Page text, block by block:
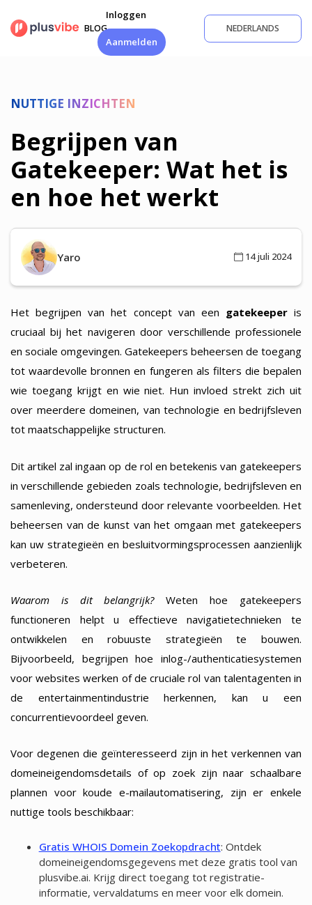
naar
BLOG
Inloggen
Aanmelden
NEDERLANDS
NUTTIGE INZICHTEN
Begrijpen van
Gatekeeper: Wat het is
en hoe het werkt
Yaro 14 juli 2024
Het begrijpen van het concept van een gatekeeperis
cruciaal bij het navigeren door verschillende professionele
en sociale omgevingen. Gatekeepers beheersen de toegang
tot waardevolle bronnen en fungeren als filters die bepalen
wie toegang krijgt en wie niet. Hun invloed strekt zich uit
over meerdere domeinen, van technologie en bedrijfsleven
tot maatschappelijke structuren.
Dit artikel zal ingaan op de rol en betekenis van gatekeepers
in verschillende gebieden zoals technologie, bedrijfsleven en
samenleving, ondersteund door relevante voorbeelden. Het
beheersen van de kunst van het omgaan met gatekeepers
kan uw strategieën en besluitvormingsprocessen aanzienlijk
verbeteren.
Waarom is dit belangrijk?Weten hoe gatekeepers
functioneren helpt u effectieve navigatietechnieken te
ontwikkelen en robuuste strategieën te bouwen.
Bijvoorbeeld, begrijpen hoe inlog-/authenticatiesystemen
voor websites werken of de cruciale rol van talentagenten in
de entertainmentindustrie herkennen, kan u een
concurrentievoordeel geven.
Voor degenen die geïnteresseerd zijn in het verkennen van
domeineigendomsdetails of op zoek zijn naar schaalbare
plannen voor koude e-mailautomatisering, zijn er enkele
nuttige tools beschikbaar:
Gratis WHOIS Domein Zoekopdracht: Ontdek
domeineigendomsgegevens met deze gratis tool van
plusvibe.ai. Krijg direct toegang tot registratie-
informatie, vervaldatums en meer voor elk domein.